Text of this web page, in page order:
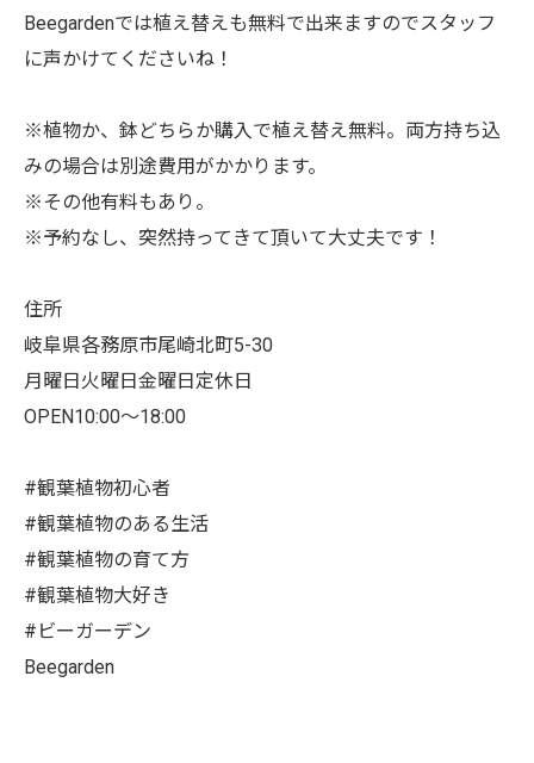
Beegardenでは植え替えも無料で出来ますのでスタッフ
に声かけてくださいね！
※植物か、鉢どちらか購入で植え替え無料。両方持ち込
みの場合は別途費用がかかります。
※その他有料もあり。
※予約なし、突然持ってきて頂いて大丈夫です！
住所
岐阜県各務原市尾崎北町5-30
月曜日火曜日金曜日定休日
OPEN10:00〜18:00
#観葉植物初心者
#観葉植物のある生活
#観葉植物の育て方
#観葉植物大好き
#ビーガーデン
Beegarden